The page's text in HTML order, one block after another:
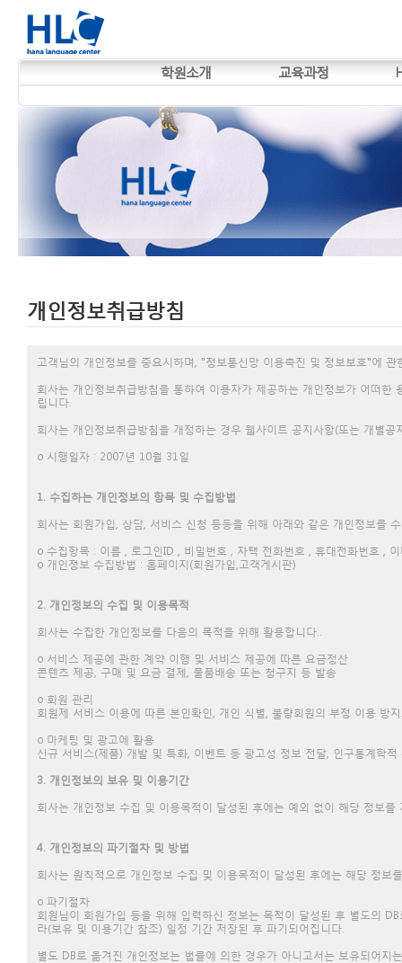
학원소개 교육과정
개인정보취급방침
고객님의 개인정보를 중요시하며, "정보통신망 이용촉진 및 정보보호"에 관
회사는 개인정보취급방침을 통하여 이용자가 제공하는 개인정보가 어떠
립니다.
회사는 개인정보취급방침을 개정하는 경우 웹사이트 공지사항(또는 개별공
ο 시행일자 : 2007년 10월 31일
1. 수집하는 개인정보의 항목 및 수집방법
회사는 회원가입, 상담, 서비스 신청 등등을 위해 아래와 같은 개인정보를
ο 수집항목 : 이름 , 로그인ID , 비밀번호 , 자택 전화번호 , 휴대전화번호 ,
ο 개인정보 수집방법 : 홈페이지(회원가입,고객게시판)
2. 개인정보의 수집 및 이용목적
회사는 수집한 개인정보를 다음의 목적을 위해 활용합니다..
ο 서비스 제공에 관한 계약 이행 및 서비스 제공에 따른 요금정산
콘텐츠 제공, 구매 및 요금 결제, 물품배송 또는 청구지 등 발송
ο 회원 관리
회원제 서비스 이용에 따른 본인확인, 개인 식별, 불량회원의 부정 이용 방
ο 마케팅 및 광고에 활용
신규 서비스(제품) 개발 및 특화, 이벤트 등 광고성 정보 전달, 인구통계학
3. 개인정보의 보유 및 이용기간
회사는 개인정보 수집 및 이용목적이 달성된 후에는 예외 없이 해당 정보를
4. 개인정보의 파기절차 및 방법
회사는 원칙적으로 개인정보 수집 및 이용목적이 달성된 후에는 해당 정보
ο 파기절차
회원님이 회원가입 등을 위해 입력하신 정보는 목적이 달성된 후 별도의
라(보유 및 이용기간 참조) 일정 기간 저장된 후 파기되어집니다.
별도 DB로 옮겨진 개인정보는 법률에 의한 경우가 아니고서는 보유되어지